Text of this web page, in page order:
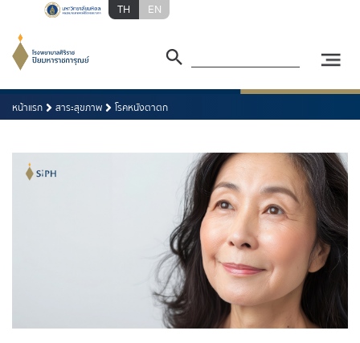
TH EN
หน้าแรก สาระสุขภาพ โรคหนังตาตก